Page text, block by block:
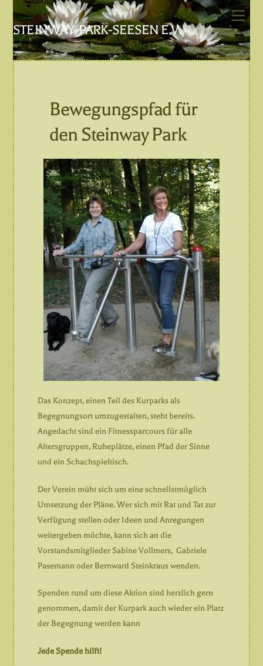
contentSTEINWAY-PARK-SEESEN E.V.
Bewegungspfad für
den Steinway Park
Das Konzept, einen Teil des Kurparks als
Begegnungsort umzugestalten, steht bereits.
Angedacht sind ein Fitnessparcours für alle
Altersgruppen, Ruheplätze, einen Pfad der Sinne
und ein Schachspieltisch.
Der Verein müht sich um eine schnellstmöglich
Umsetzung der Pläne. Wer sich mit Rat und Tat zur
Verfügung stellen oder Ideen und Anregungen
weitergeben möchte, kann sich an die
Vorstandsmitglieder Sabine Vollmers, Gabriele
Pasemann oder Bernward Steinkraus wenden.
Spenden rund um diese Aktion sind herzlich gern
genommen, damit der Kurpark auch wieder ein Platz
der Begegnung werden kann
Jede Spende hilft!